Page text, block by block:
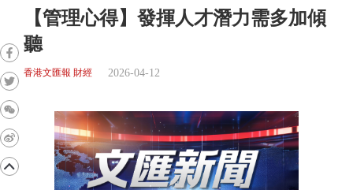
【管理心得】發揮人才潛力需多加傾
聽
香港文匯報 財經 2026-04-12